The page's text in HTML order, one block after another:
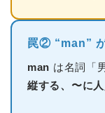
罠② “man”
man は名詞「
縦する、〜に